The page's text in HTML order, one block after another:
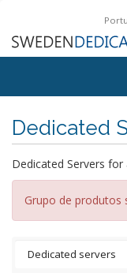
Dedicated
Dedicated Servers for
Grupo de produtos